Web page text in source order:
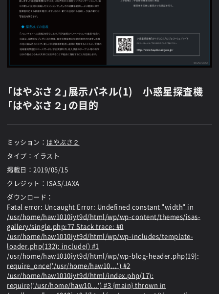
「はやぶさ２」展示パネル(1) 小惑星探査機
「はやぶさ２」の目的
ミッション： はやぶさ２
タイプ：イラスト
掲載日： 2019/05/15
クレジット：ISAS/JAXA
ダウンロード：
Fatal error: Uncaught Error: Undefined constant "width" in
/usr/home/haw1010iyt9d/html/wp/wp-content/themes/isas-
gallery/single.php:77 Stack trace: #0
/usr/home/haw1010iyt9d/html/wp/wp-includes/template-
loader.php(132): include() #1
/usr/home/haw1010iyt9d/html/wp/wp-blog-header.php(19):
require_once('/usr/home/haw10...') #2
/usr/home/haw1010iyt9d/html/index.php(17):
require('/usr/home/haw10...') #3 {main} thrown in